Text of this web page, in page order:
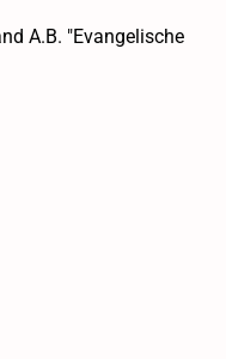
A.B. "Evangelische